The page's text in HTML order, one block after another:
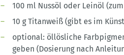
100 ml Nussöl oder Leinöl
10 g Titanweiß (gibt es im
optional: öllösliche
geben (Dosierung nach